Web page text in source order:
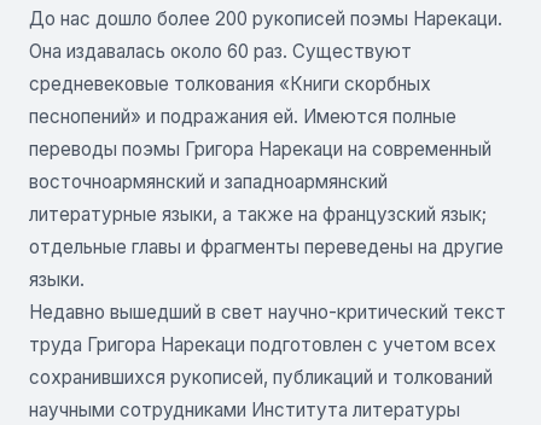
До нас дошло более 200 рукописей поэмы Нарекаци.
Она издавалась около 60 раз. Существуют
средневековые толкования «Книги скорбных
песнопений» и подражания ей. Имеются полные
переводы поэмы Григора Нарекаци на современный
восточноармянский и западноармянский
литературные языки, а также на французский язык;
отдельные главы и фрагменты переведены на другие
языки.
Недавно вышедший в свет научно-критический текст
труда Григора Нарекаци подготовлен с учетом всех
сохранившихся рукописей, публикаций и толкований
научными сотрудниками Института литературы